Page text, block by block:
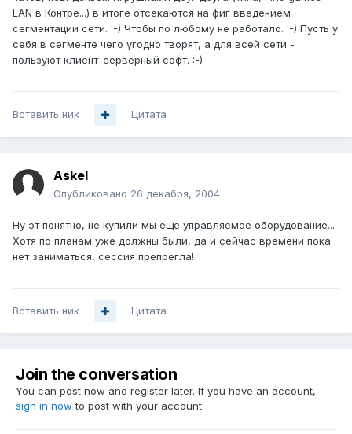
LAN в Контре...) в итоге отсекаются на фиг введением
сегментации сети. :-) Чтобы по любому не работало. :-) Пусть у
себя в сегменте чего угодно творят, а для всей сети -
пользуют клиент-серверный софт. :-)
Вставить ник Цитата
Askel
Опубликовано 26 декабря, 2004
Ну эт понятно, не купили мы еще управляемое оборудование...
Хотя по планам уже должны были, да и сейчас времени пока
нет заниматься, сессия препрегла!
Вставить ник Цитата
Join the conversation
You can post now and register later. If you have an account,
sign in now to post with your account.